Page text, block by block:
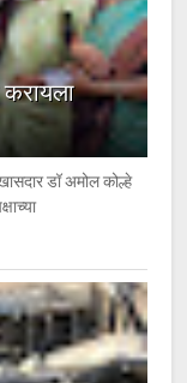
करायला
डॉ अमोल कोल्हे